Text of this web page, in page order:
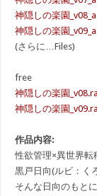
神隠しの楽園
神隠しの楽園
(さらに…Files)
free
神隠しの楽園
神隠しの楽園
作品内容:
性欲管理×異世界転
黒戸日向(ルビ：く
そんな日向のもと